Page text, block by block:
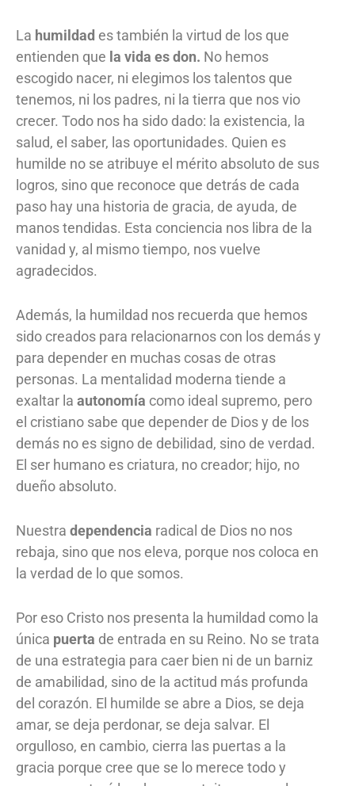
La humildad es también la virtud de los que
entienden que la vida es don. No hemos
escogido nacer, ni elegimos los talentos que
tenemos, ni los padres, ni la tierra que nos vio
crecer. Todo nos ha sido dado: la existencia, la
salud, el saber, las oportunidades. Quien es
humilde no se atribuye el mérito absoluto de sus
logros, sino que reconoce que detrás de cada
paso hay una historia de gracia, de ayuda, de
manos tendidas. Esta conciencia nos libra de la
vanidad y, al mismo tiempo, nos vuelve
agradecidos.
Además, la humildad nos recuerda que hemos
sido creados para relacionarnos con los demás y
para depender en muchas cosas de otras
personas. La mentalidad moderna tiende a
exaltar la autonomía como ideal supremo, pero
el cristiano sabe que depender de Dios y de los
demás no es signo de debilidad, sino de verdad.
El ser humano es criatura, no creador; hijo, no
dueño absoluto.
Nuestra dependencia radical de Dios no nos
rebaja, sino que nos eleva, porque nos coloca en
la verdad de lo que somos.
Por eso Cristo nos presenta la humildad como la
única puerta de entrada en su Reino. No se trata
de una estrategia para caer bien ni de un barniz
de amabilidad, sino de la actitud más profunda
del corazón. El humilde se abre a Dios, se deja
amar, se deja perdonar, se deja salvar. El
orgulloso, en cambio, cierra las puertas a la
gracia porque cree que se lo merece todo y